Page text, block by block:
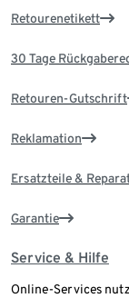
Retourenetikett
30 Tage
Retouren-Gutschrift
Reklamation
Ersatzteile &
Garantie
Service & Hilfe
Online-Services